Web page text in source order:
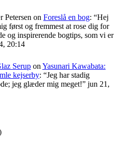
on Foreslå en bog: “Hej
først og fremmest at rose dig for
og inspirerende bogtips, som vi er
20:14
Serup on Yasunari Kawabata:
kejserby: “Jeg har stadig
jeg glæder mig meget!” jun 21,